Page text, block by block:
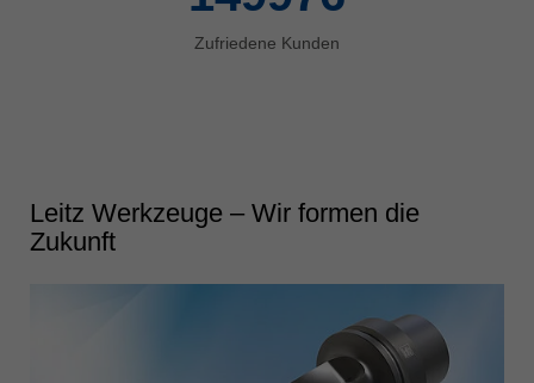
Zufriedene Kunden
Leitz Werkzeuge – Wir formen die
Zukunft